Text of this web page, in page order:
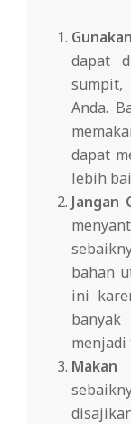
dapat
Anda.
dapat
lebih
Jangan
bahan
ini